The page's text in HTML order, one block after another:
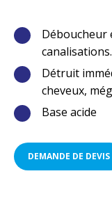
Déboucheur
canalisations.
Détruit
cheveux,
Base acide
DEMANDE DE DEVIS